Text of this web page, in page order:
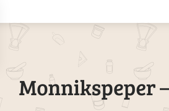
Monnikspeper